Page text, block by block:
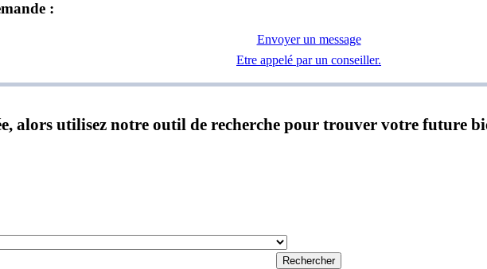
:
Envoyer un message
Etre appelé par un conseiller.
alors utilisez notre outil de recherche pour trouver votre future
Rechercher